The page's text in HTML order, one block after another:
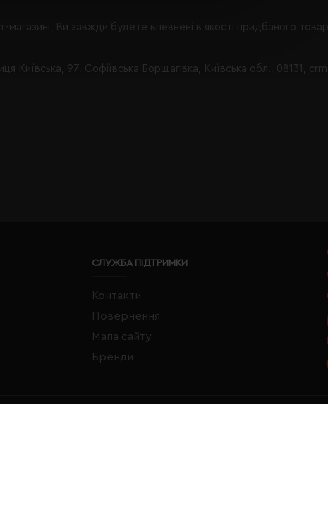
Ви завжди будете впевнені в якості придбаного
Київська, 97, Софіївська Борщагівка, Київська обл., 08131,
СЛУЖБА ПІДТРИМКИ
Контакти
Повернення
Мапа сайту
Бренди